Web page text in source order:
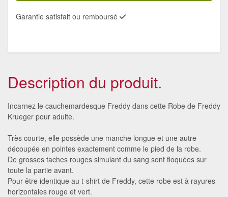
Garantie satisfait ou remboursé
Description du produit.
Incarnez le cauchemardesque Freddy dans cette Robe de Freddy
Krueger pour adulte.
Très courte, elle possède une manche longue et une autre
découpée en pointes exactement comme le pied de la robe.
De grosses taches rouges simulant du sang sont floquées sur
toute la partie avant.
Pour être identique au t-shirt de Freddy, cette robe est à rayures
horizontales rouge et vert.